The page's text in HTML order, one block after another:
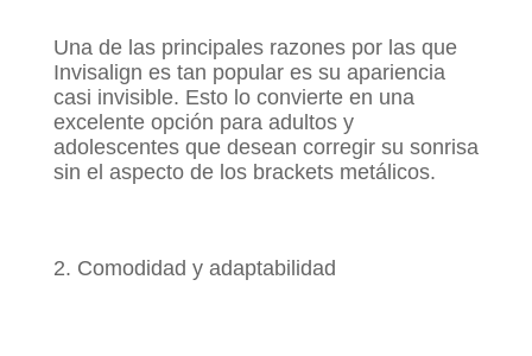
Una de las principales razones por las que
Invisalign es tan popular es su apariencia
casi invisible. Esto lo convierte en una
excelente opción para adultos y
adolescentes que desean corregir su sonrisa
sin el aspecto de los brackets metálicos.
Comodidad y adaptabilidad